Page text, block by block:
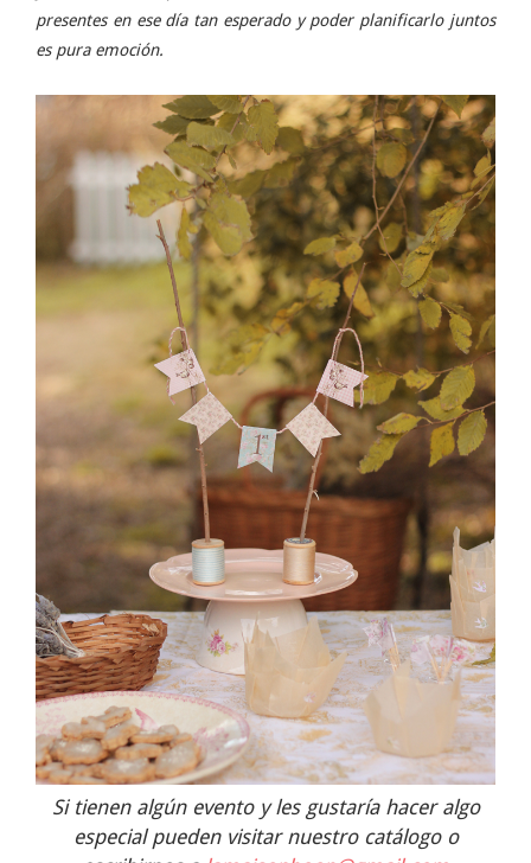
presentes en ese día tan esperado y poder planificarlo juntos
es pura emoción.
Si tienen algún evento y les gustaría hacer algo
especial pueden visitar nuestro catálogo o